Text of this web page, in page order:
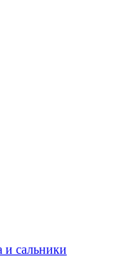
и сальники